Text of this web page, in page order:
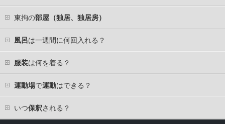
東拘の部屋（独居、独居房）
風呂は一週間に何回入れる？
服装は何を着る？
運動場で運動はできる？
いつ保釈される？